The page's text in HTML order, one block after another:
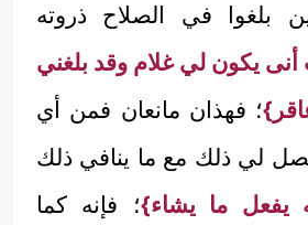
بلغوا في الصلاح ذروته
يكون لي غلام وقد بلغني
؛ فهذان مانعان فمن أي
لي ذلك مع ما ينافي ذلك
يفعل ما يشاء}؛ فإنه كما